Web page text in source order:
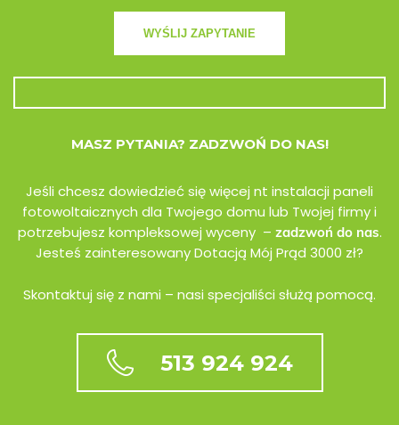
MASZ PYTANIA? ZADZWOŃ DO NAS!
Jeśli chcesz dowiedzieć się więcej nt instalacji paneli
fotowoltaicznych dla Twojego domu lub Twojej firmy i
potrzebujesz kompleksowej wyceny – zadzwoń do nas.
Jesteś zainteresowany Dotacją Mój Prąd 3000 zł?
Skontaktuj się z nami – nasi specjaliści służą pomocą.
513 924 924